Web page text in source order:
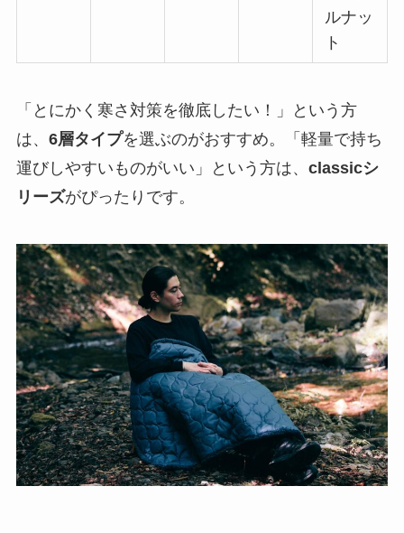
ルナッ
ト
「とにかく寒さ対策を徹底したい！」という方
は、 6層タイプを選ぶのがおすすめ。「軽量で持ち
運びしやすいものがいい」という方は、 classicシ
リーズがぴったりです。